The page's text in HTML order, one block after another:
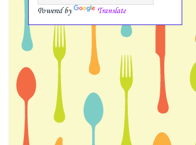
Powered by Translate